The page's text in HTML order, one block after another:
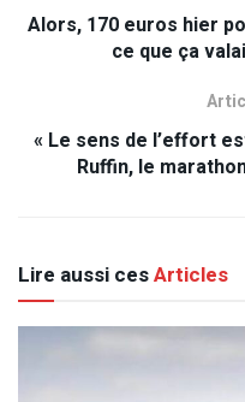
Alors, 170 euros hier
ce que ça
« Le sens de l’effort
Ruffin, le
Lire aussi cesArticles